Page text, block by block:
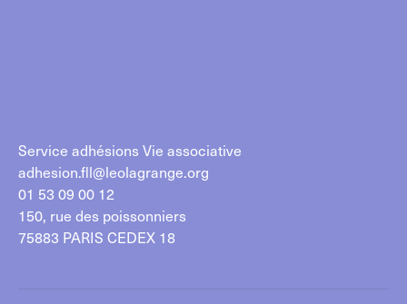
Service adhésions Vie associative
adhesion.fll@leolagrange.org
01 53 09 00 12
150, rue des poissonniers
75883 PARIS CEDEX 18